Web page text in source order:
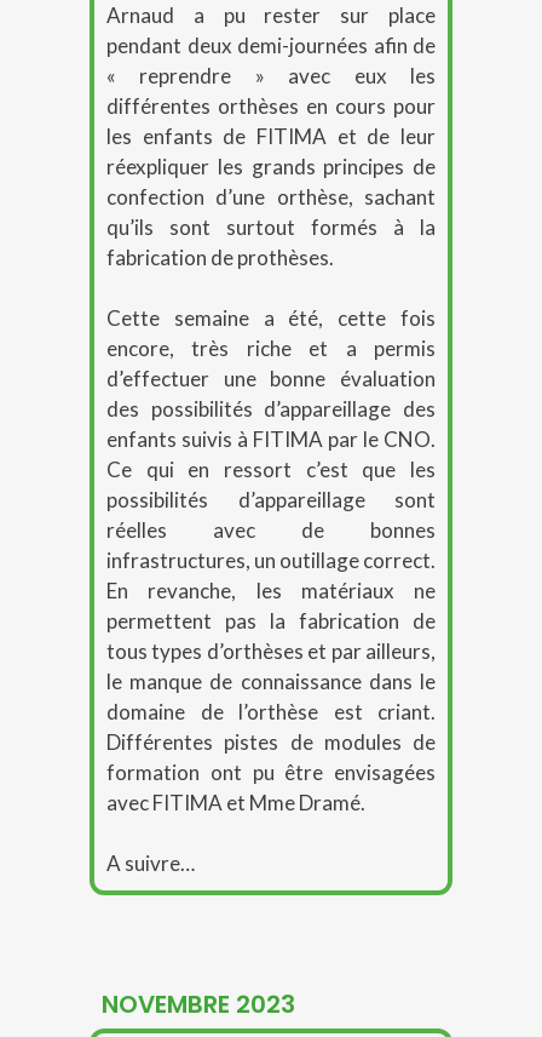
Arnaud a pu rester sur place
pendant deux demi-journées afin de
« reprendre » avec eux les
différentes orthèses en cours pour
les enfants de FITIMA et de leur
réexpliquer les grands principes de
confection d’une orthèse, sachant
qu’ils sont surtout formés à la
fabrication de prothèses.
Cette semaine a été, cette fois
encore, très riche et a permis
d’effectuer une bonne évaluation
des possibilités d’appareillage des
enfants suivis à FITIMA par le CNO.
Ce qui en ressort c’est que les
possibilités d’appareillage sont
réelles avec de bonnes
infrastructures, un outillage correct.
En revanche, les matériaux ne
permettent pas la fabrication de
tous types d’orthèses et par ailleurs,
le manque de connaissance dans le
domaine de l’orthèse est criant.
Différentes pistes de modules de
formation ont pu être envisagées
avec FITIMA et Mme Dramé.
A suivre…
NOVEMBRE 2023